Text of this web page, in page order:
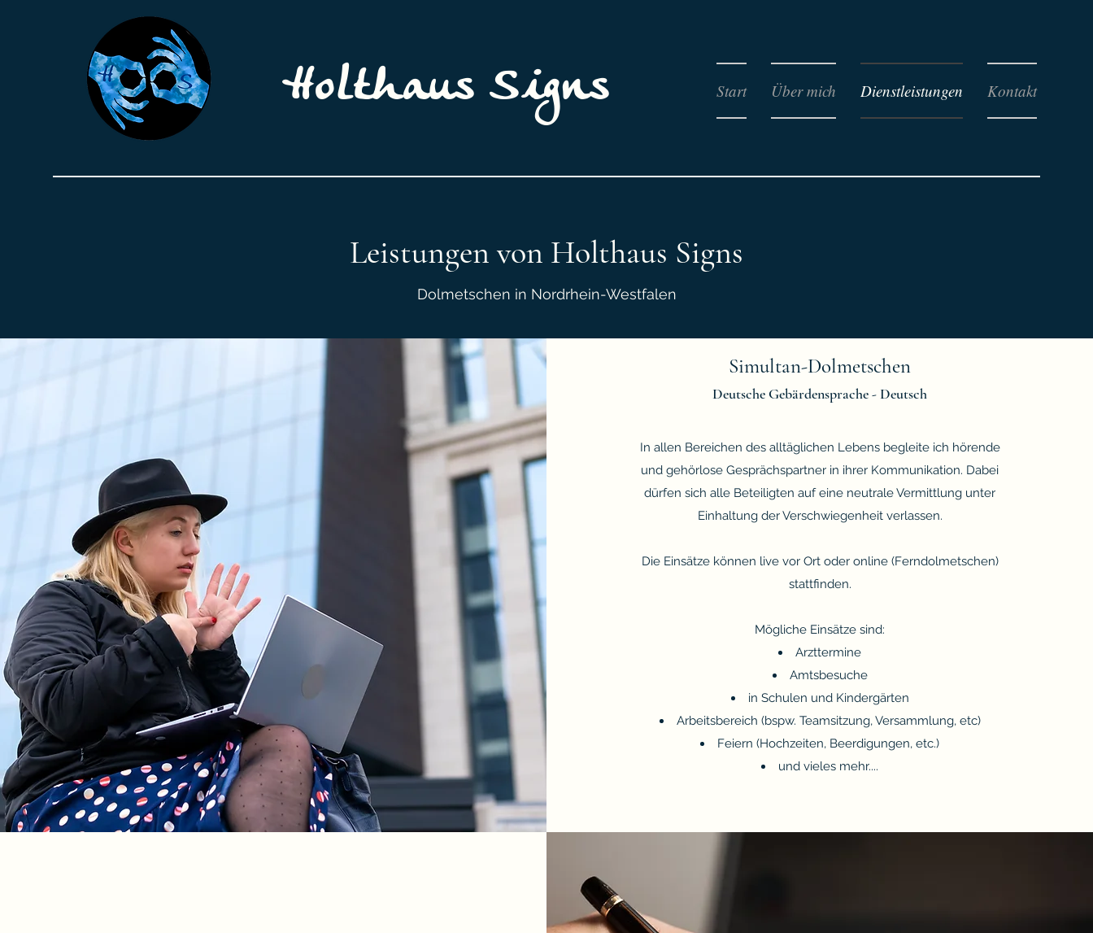
Holthaus Signs Start Über mich Dienstleistungen Kontakt
Leistungen von Holthaus Signs
Dolmetschen in Nordrhein-Westfalen
Simultan-Dolmetschen
Deutsche Gebärdensprache - Deutsch
In allen Bereichen des alltäglichen Lebens begleite ich hörende
und gehörlose Gesprächspartner in ihrer Kommunikation. Dabei
dürfen sich alle Beteiligten auf eine neutrale Vermittlung unter
Einhaltung der Verschwiegenheit verlassen.
Die Einsätze können live vor Ort oder online (Ferndolmetschen)
stattfinden.
Mögliche Einsätze sind:
Arzttermine
Amtsbesuche
in Schulen und Kindergärten
Arbeitsbereich (bspw. Teamsitzung, Versammlung, etc)
Feiern (Hochzeiten, Beerdigungen, etc.)
und vieles mehr....